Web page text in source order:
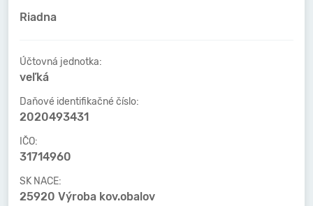
Riadna
Účtovná jednotka:
veľká
Daňové identifikačné číslo:
2020493431
IČO:
31714960
SK NACE:
25920 Výroba kov.obalov